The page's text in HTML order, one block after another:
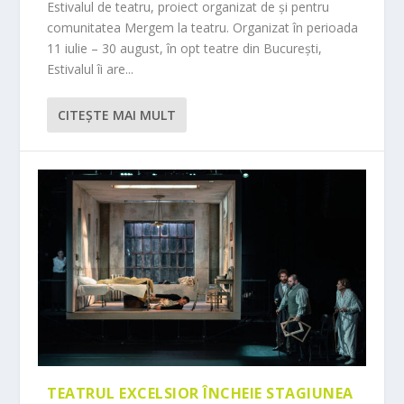
Estivalul de teatru, proiect organizat de și pentru
comunitatea Mergem la teatru. Organizat în perioada
11 iulie – 30 august, în opt teatre din București,
Estivalul îi are...
CITEŞTE MAI MULT
TEATRUL EXCELSIOR ÎNCHEIE STAGIUNEA